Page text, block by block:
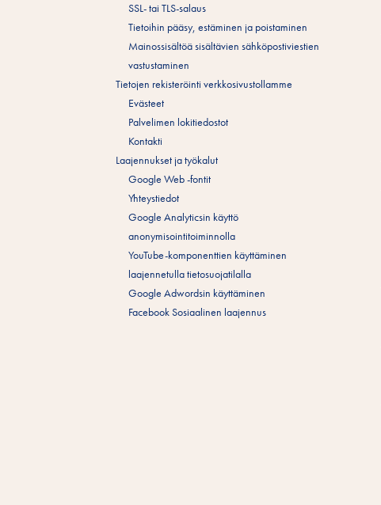
SSL- tai TLS-salaus
Tietoihin pääsy, estäminen ja poistaminen
Mainossisältöä sisältävien sähköpostiviestien
vastustaminen
Tietojen rekisteröinti verkkosivustollamme
Evästeet
Palvelimen lokitiedostot
Kontakti
Laajennukset ja työkalut
Google Web -fontit
Yhteystiedot
Google Analyticsin käyttö
anonymisointitoiminnolla
YouTube-komponenttien käyttäminen
laajennetulla tietosuojatilalla
Google Adwordsin käyttäminen
Facebook Sosiaalinen laajennus